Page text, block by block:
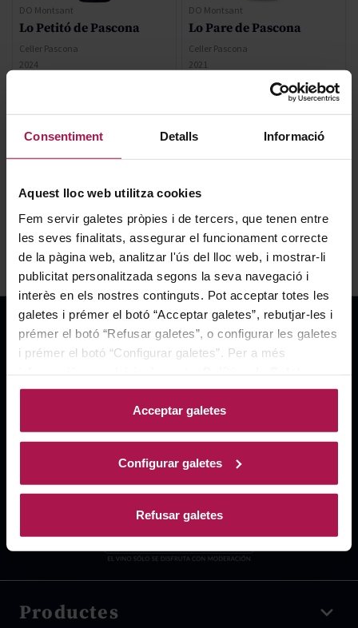
Consentiment Detalls Informació
Aquest lloc web utilitza cookies
Fem servir galetes pròpies i de tercers, que tenen entre
les seves finalitats, assegurar el funcionament correcte
de la pàgina web, analitzar l'ús del lloc web, i mostrar-li
publicitat personalitzada segons la seva navegació i
interès en els nostres continguts. Pot acceptar totes les
galetes i prémer el botó “Acceptar galetes”, rebutjar-les i
prémer el botó “Refusar galetes”, o configurar les galetes
i prémer el botó “Configurar galetes”. Per a més
Acceptar galetes
Configurar galetes
Refusar galetes
DO Montsant
Lo Petitó de Pascona
Celler Pascona
2024
8,20 €
AFEGIR
DO Montsant
Lo Pare de Pascona
Celler Pascona
2021
Special Price
19,81 €
28,30 €
Productes